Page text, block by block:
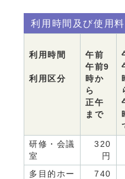
利用時間及び使用
利用時間
利用区分
午前
午前9
時か
ら
正午
まで
研修・会議
室
320
円
多目的ホー
740